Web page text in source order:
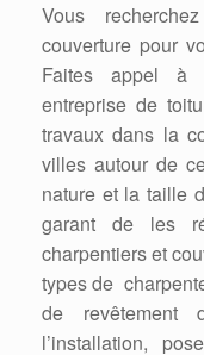
Vous
couverture pour
Faites appel à
entreprise de
travaux dans la
villes autour de
nature et la taille
garant de les
charpentiers et
types de
de revêtement
l’installation,